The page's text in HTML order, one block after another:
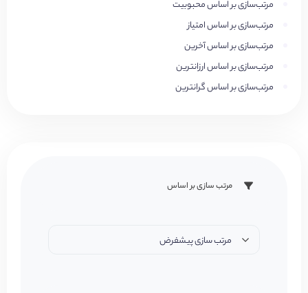
مرتب‌سازی بر اساس محبوبیت
مرتب‌سازی بر اساس امتیاز
مرتب‌سازی بر اساس آخرین
مرتب‌سازی بر اساس ارزانترین
مرتب‌سازی بر اساس گرانترین
مرتب سازی بر اساس
مرتب سازی پیشفرض